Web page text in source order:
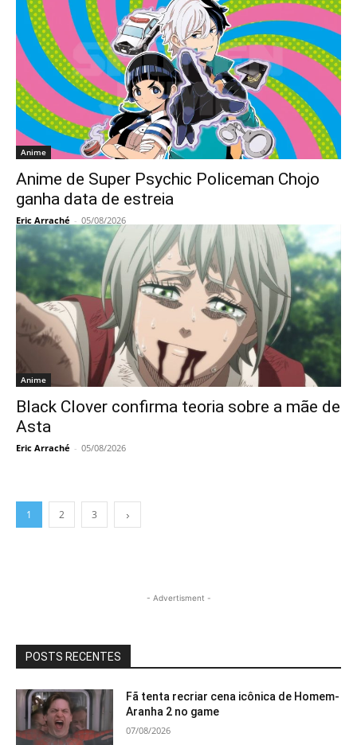
Anime
Anime de Super Psychic Policeman Chojo
ganha data de estreia
Eric Arraché - 05/08/2026
Anime
Black Clover confirma teoria sobre a mãe de
Asta
Eric Arraché - 05/08/2026
1 2 3
- Advertisment -
POSTS RECENTES
Fã tenta recriar cena icônica de Homem-
Aranha 2 no game
07/08/2026